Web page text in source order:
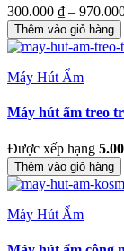
300.000 ₫ –
Thêm vào giỏ hàng
Máy Hút Ẩm
Máy hút ẩm treo
Được xếp hạng 5.00
Thêm vào giỏ hàng
Máy Hút Ẩm